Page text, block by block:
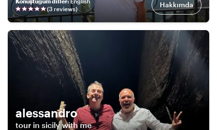
(3 reviews) Hakkımda
alessandro
tour in sicily with me